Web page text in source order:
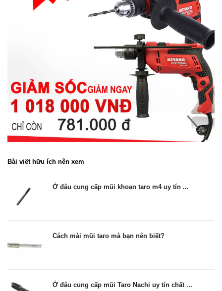
Bài viết hữu ích nên xem
Ở đâu cung cấp mũi khoan taro m4 uy tín ...
Cách mài mũi taro mà bạn nên biết?
Ở đâu cung cấp mũi Taro Nachi uy tín chất ...